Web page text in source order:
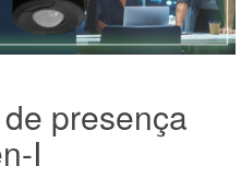
presença
I